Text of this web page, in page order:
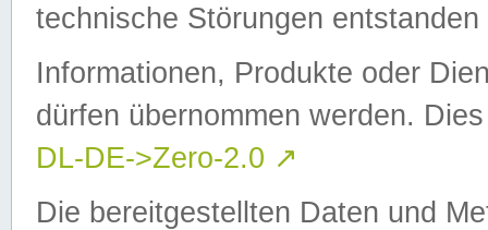
technische Störungen
Informationen, Produkte oder
dürfen übernommen werden.
DL-DE->Zero-2.0 ↗
Die bereitgestellten Daten und